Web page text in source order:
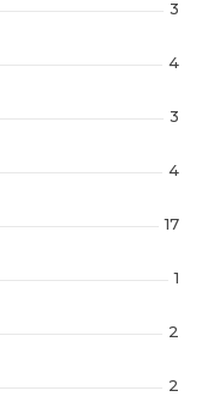
3
4
3
4
17
1
2
2